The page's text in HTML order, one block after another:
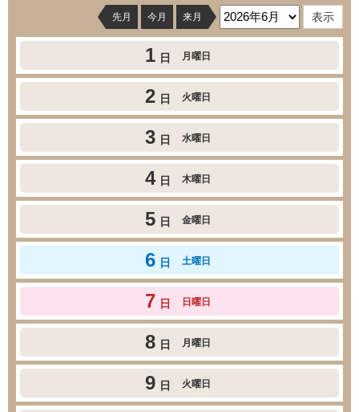
先月 今月 来月
1 日 月曜日
2 日 火曜日
3 日 水曜日
4 日 木曜日
5 日 金曜日
6 日 土曜日
7 日 日曜日
8 日 月曜日
9 日 火曜日